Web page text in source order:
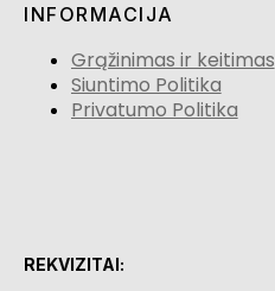
INFORMACIJA
Grąžinimas ir keitimas
Siuntimo Politika
Privatumo Politika
REKVIZITAI: